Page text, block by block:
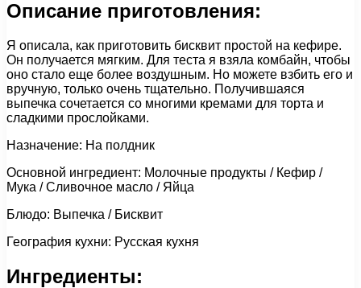
Описание приготовления:
Я описала, как приготовить бисквит простой на кефире.
Он получается мягким. Для теста я взяла комбайн, чтобы
оно стало еще более воздушным. Но можете взбить его и
вручную, только очень тщательно. Получившаяся
выпечка сочетается со многими кремами для торта и
сладкими прослойками.
Назначение: На полдник
Основной ингредиент: Молочные продукты / Кефир /
Мука / Сливочное масло / Яйца
Блюдо: Выпечка / Бисквит
География кухни: Русская кухня
Ингредиенты: